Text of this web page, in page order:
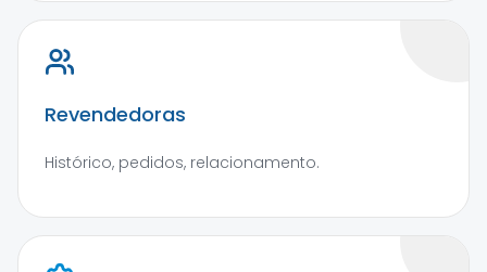
Revendedoras
Histórico, pedidos, relacionamento.